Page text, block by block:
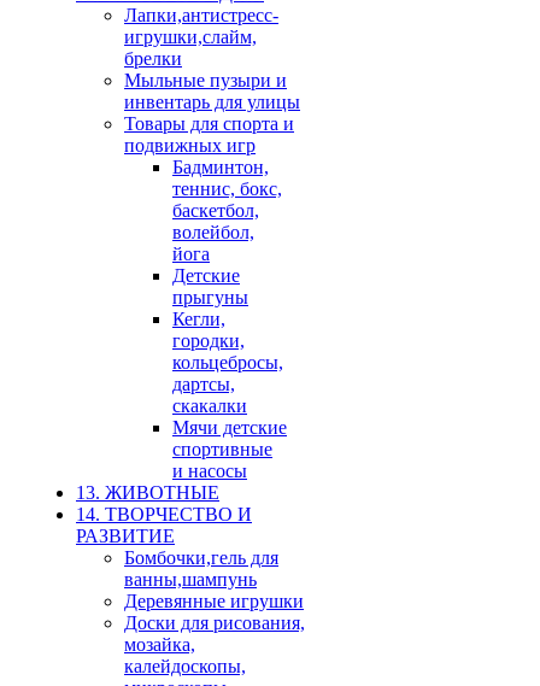
Лапки,антистресс-
игрушки,слайм,
брелки
Мыльные пузыри и
инвентарь для улицы
Товары для спорта и
подвижных игр
Бадминтон,
теннис, бокс,
баскетбол,
волейбол,
йога
Детские
прыгуны
Кегли,
городки,
кольцебросы,
дартсы,
скакалки
Мячи детские
спортивные
и насосы
13. ЖИВОТНЫЕ
14. ТВОРЧЕСТВО И
РАЗВИТИЕ
Бомбочки,гель для
ванны,шампунь
Деревянные игрушки
Доски для рисования,
мозайка,
калейдоскопы,